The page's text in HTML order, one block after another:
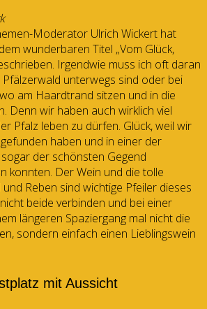
Moderator Ulrich Wickert hat
wunderbaren Titel „Vom Glück,
Irgendwie muss ich oft daran
unterwegs sind oder bei
am Haardtrand sitzen und in die
Denn wir haben auch wirklich viel
Pfalz leben zu dürfen. Glück, weil wir
haben und in einer der
der schönsten Gegend
konnten. Der Wein und die tolle
Reben sind wichtige Pfeiler dieses
beide verbinden und bei einer
längeren Spaziergang mal nicht die
sondern einfach einen Lieblingswein
mit Aussicht